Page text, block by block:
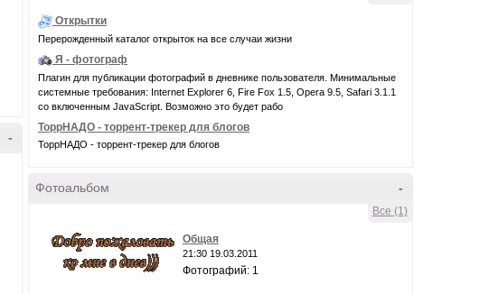
-
Открытки
Перерожденный каталог открыток на все случаи жизни
Я - фотограф
Плагин для публикации фотографий в дневнике пользователя. Минимальные
системные требования: Internet Explorer 6, Fire Fox 1.5, Opera 9.5, Safari 3.1.1
со включенным JavaScript. Возможно это будет рабо
ТоррНАДО - торрент-трекер для блогов
ТоррНАДО - торрент-трекер для блогов
-
Фотоальбом
Все (1)
Общая
21:30 19.03.2011
Фотографий: 1